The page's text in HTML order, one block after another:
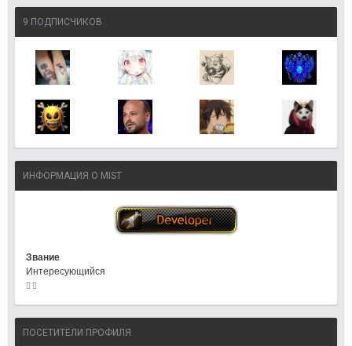
9 ПОДПИСЧИКОВ
ИНФОРМАЦИЯ О MIST
Звание
Интересующийся
ПОСЕТИТЕЛИ ПРОФИЛЯ